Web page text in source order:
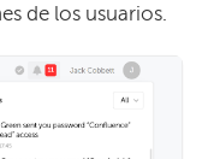
de los usuarios.